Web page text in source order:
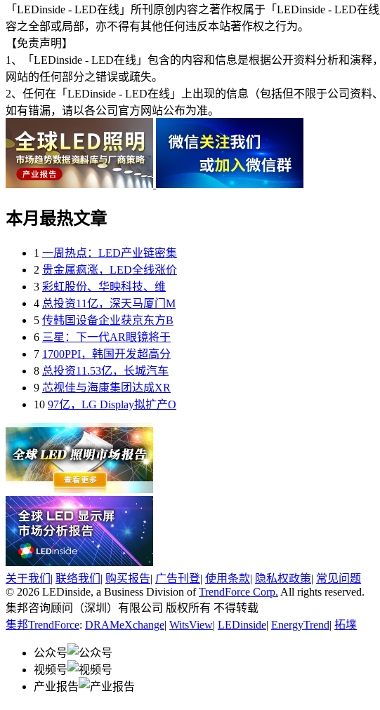
「LEDinside - LED在线」所刊原创内容之著作权属于「LEDinside - LED
容之全部或局部，亦不得有其他任何违反本站著作权之行为。
【免责声明】
1、「LEDinside - LED在线」包含的内容和信息是根据公开资料分析和演
网站的任何部分之错误或疏失。
2、任何在「LEDinside - LED在线」上出现的信息（包括但不限于公司资
如有错漏，请以各公司官方网站公布为准。
本月最热文章
1 一周热点：LED产业链密集
2 贵金属疯涨，LED全线涨价
3 彩虹股份、华映科技、维
4 总投资11亿，深天马厦门M
5 传韩国设备企业获京东方B
6 三星：下一代AR眼镜将于
7 1700PPI，韩国开发超高分
8 总投资11.53亿，长城汽车
9 芯视佳与海康集团达成XR
10 97亿，LG Display拟扩产O
关于我们 | 联络我们 | 购买报告| 广告刊登| 使用条款| 隐私权政策| 常见问题
© 2026 LEDinside, a Business Division ofTrendForce Corp. All rights reserved.
集邦咨询顾问（深圳）有限公司 版权所有 不得转载
集邦TrendForce: DRAMeXchange| WitsView| LEDinside| EnergyTrend| 拓墣
公众号
视频号
产业报告